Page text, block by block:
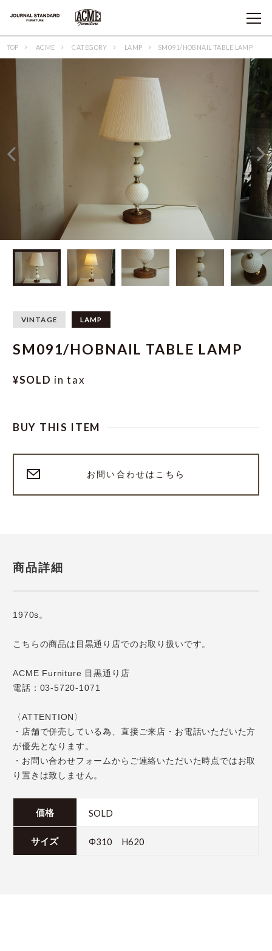
TOP ACME CATEGORY LAMP SM091/HOBNAIL TABLE LAMP
VINTAGE LAMP
SM091/HOBNAIL TABLE LAMP
¥SOLD in tax
BUY THIS ITEM
お問い合わせはこちら
商品詳細
1970s。
こちらの商品は目黒通り店でのお取り扱いです。
ACME Furniture 目黒通り店
電話：03-5720-1071
〈ATTENTION〉
・店舗で併売している為、直接ご来店・お電話いただいた方
が優先となります。
・お問い合わせフォームからご連絡いただいた時点ではお取
り置きは致しません。
価格 SOLD
サイズ Φ310 H620